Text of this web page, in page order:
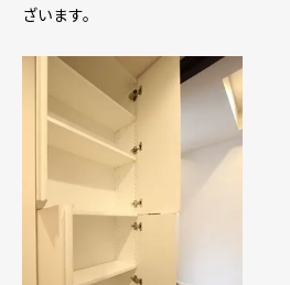
ざいます。